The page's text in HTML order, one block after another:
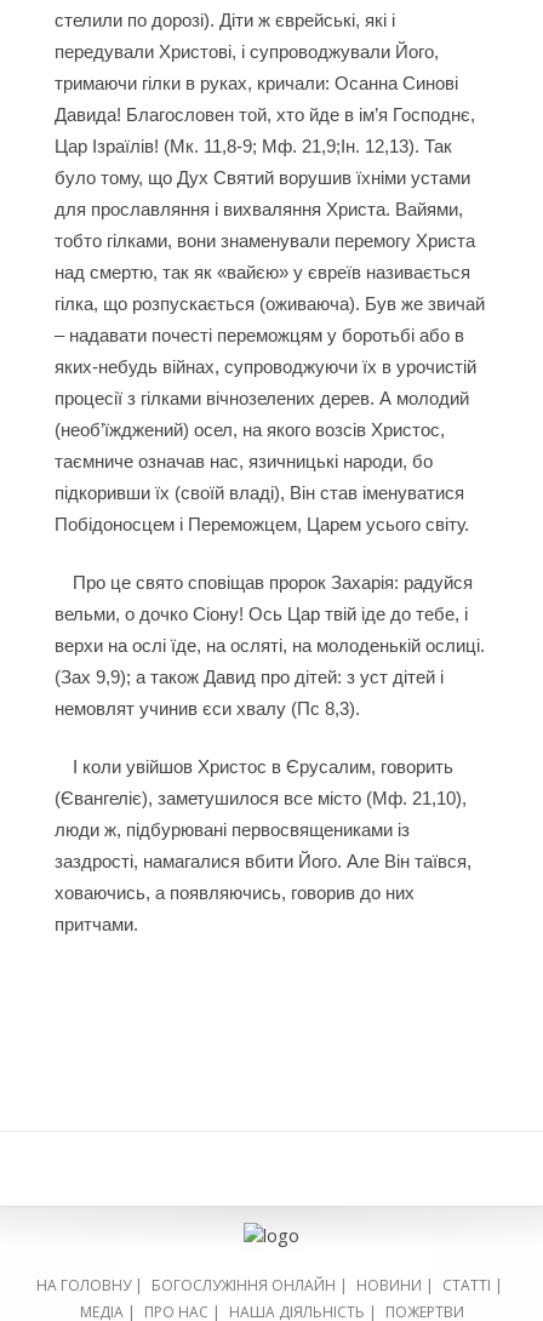
стелили по дорозі). Діти ж єврейські, які і
передували Христові, і супроводжували Його,
тримаючи гілки в руках, кричали: Осанна Синові
Давида! Благословен той, хто йде в ім’я Господнє,
Цар Ізраїлів! (Мк. 11,8-9; Мф. 21,9;Ін. 12,13). Так
було тому, що Дух Святий ворушив їхніми устами
для прославляння і вихваляння Христа. Вайями,
тобто гілками, вони знаменували перемогу Христа
над смертю, так як «вайєю» у євреїв називається
гілка, що розпускається (оживаюча). Був же звичай
– надавати почесті переможцям у боротьбі або в
яких-небудь війнах, супроводжуючи їх в урочистій
процесії з гілками вічнозелених дерев. А молодий
(необ’їжджений) осел, на якого возсів Христос,
таємниче означав нас, язичницькі народи, бо
підкоривши їх (своїй владі), Він став іменуватися
Побідоносцем і Переможцем, Царем усього світу.
Про це свято сповіщав пророк Захарія: радуйся
вельми, о дочко Сіону! Ось Цар твій іде до тебе, і
верхи на ослі їде, на осляті, на молоденькій ослиці.
(Зах 9,9); а також Давид про дітей: з уст дітей і
немовлят учинив єси хвалу (Пс 8,3).
І коли увійшов Христос в Єрусалим, говорить
(Євангеліє), заметушилося все місто (Мф. 21,10),
люди ж, підбурювані первосвящениками із
заздрості, намагалися вбити Його. Але Він таївся,
ховаючись, а появляючись, говорив до них
притчами.
НА ГОЛОВНУ| БОГОСЛУЖІННЯ ОНЛАЙН | НОВИНИ | СТАТТІ |
МЕДІА| ПРО НАС | НАША ДІЯЛЬНІСТЬ | ПОЖЕРТВИ